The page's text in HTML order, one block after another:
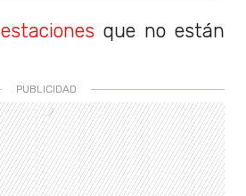
estacionesque no están